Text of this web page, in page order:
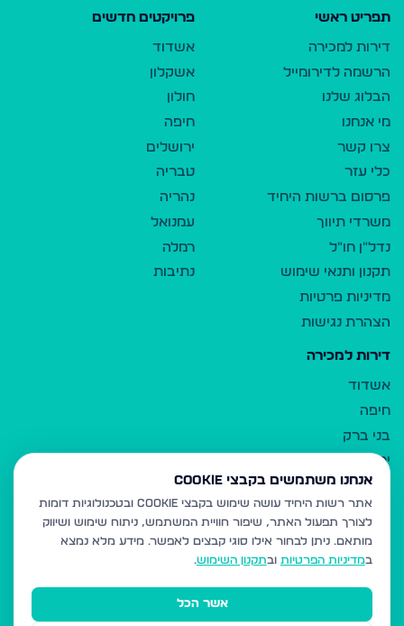
תפריט ראשי
דירות למכירה
הרשמה לדירומייל
הבלוג שלנו
מי אנחנו
צרו קשר
כלי עזר
פרסום ברשות היחיד
משרדי תיווך
נדל"ן חו"ל
תקנון ותנאי שימוש
מדיניות פרטיות
הצהרת נגישות
פרויקטים חדשים
אשדוד
אשקלון
חולון
חיפה
ירושלים
טבריה
נהריה
עמנואל
רמלה
נתיבות
דירות למכירה
אשדוד
חיפה
בני ברק
ירושלים
אלעד
גבעת זאב
בית שמש
רכסים
מודיעין עילית
אנחנו משתמשים בקבצי Cookie
אתר רשות היחיד עושה שימוש בקבצי Cookie ובטכנולוגיות דומות
לצורך תפעול האתר, שיפור חוויית המשתמש, ניתוח שימוש ושיווק
מותאם. ניתן לבחור אילו סוגי קבצים לאפשר. מידע מלא נמצא
במדיניות הפרטיות ובתקנון השימוש.
אשר הכל